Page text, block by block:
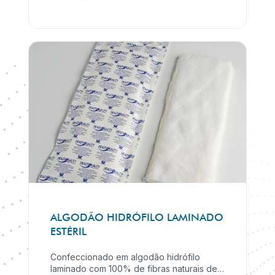
ALGODÃO HIDRÓFILO LAMINADO
ESTÉRIL
Confeccionado em algodão hidrófilo
laminado com 100% de fibras naturais de